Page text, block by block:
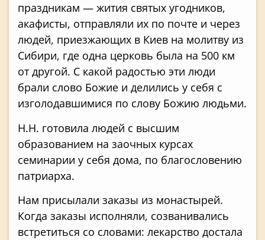
праздникам — жития святых угодников,
акафисты, отправляли их по почте и через
людей, приезжающих в Киев на молитву из
Сибири, где одна церковь была на 500 км
от другой. С какой радостью эти люди
брали слово Божие и делились у себя с
изголодавшимися по слову Божию людьми.
Н.Н. готовила людей с высшим
образованием на заочных курсах
семинарии у себя дома, по благословению
патриарха.
Нам присылали заказы из монастырей.
Когда заказы исполняли, созванивались
встретиться со словами: лекарство достала